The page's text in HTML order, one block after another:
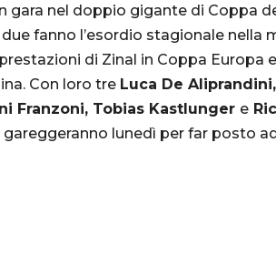
gara nel doppio gigante di Coppa
due fanno l’esordio stagionale nella
di Zinal in Coppa Europa
Con loro tre Luca De
Franzoni, Tobias Kastlunger e
lunedì per far posto